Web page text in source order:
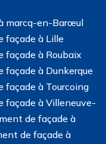
marcq-en-Barœul
façade à Lille
façade à Roubaix
façade à Dunkerque
façade à Tourcoing
façade à Villeneuve-
de façade à
de façade à